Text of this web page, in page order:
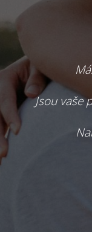
Jsou vaše